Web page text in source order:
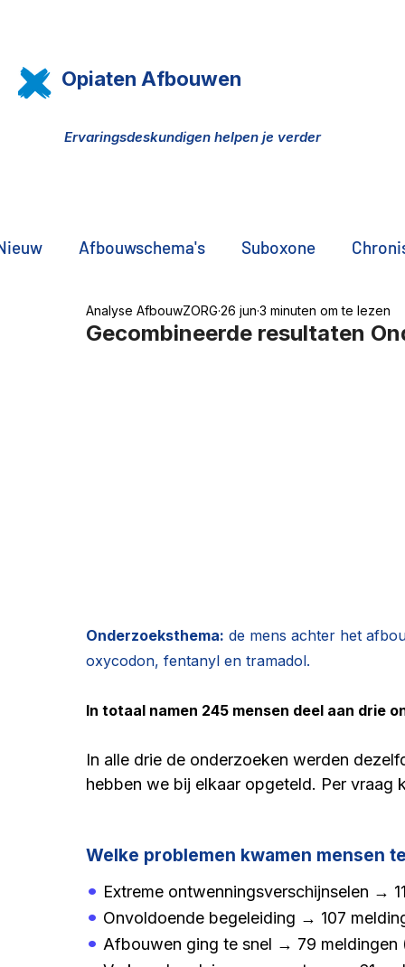
Opiaten Afbouwen
Ervaringsdeskundigen helpen je verder
Afbouwschema's Suboxone
Pijn, opiaten, THC olie DNA onderzoek
Suboxone Tramadol | Dossier Afbouwzorg
Gecombineerde resultaten
Analyse AfbouwZORG 26 jun 3 minuten om te lezen
Onderzoeksthema: de mens achter het
oxycodon, fentanyl en tramadol.
In totaal namen 245 mensen deel aan drie
In alle drie de onderzoeken werden
hebben we bij elkaar opgeteld. Per vraag
Welke problemen kwamen mensen
• Extreme ontwenningsverschijnselen →
• Onvoldoende begeleiding → 107
• Afbouwen ging te snel → 79 meldingen